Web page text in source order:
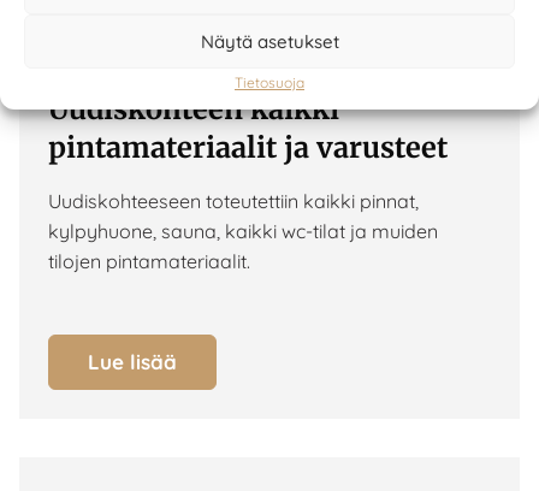
Näytä asetukset
Tietosuoja
Uudiskohteen kaikki
pintamateriaalit ja varusteet
Uudiskohteeseen toteutettiin kaikki pinnat,
kylpyhuone, sauna, kaikki wc-tilat ja muiden
tilojen pintamateriaalit.
Lue lisää